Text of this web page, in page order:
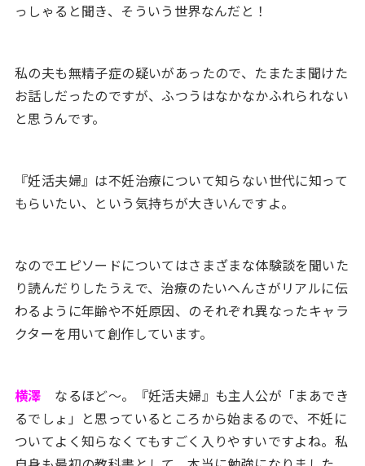
っしゃると聞き、そういう世界なんだと！
私の夫も無精子症の疑いがあったので、たまたま聞けた
お話しだったのですが、ふつうはなかなかふれられない
と思うんです。
『妊活夫婦』は不妊治療について知らない世代に知って
もらいたい、という気持ちが大きいんですよ。
なのでエピソードについてはさまざまな体験談を聞いた
り読んだりしたうえで、治療のたいへんさがリアルに伝
わるように年齢や不妊原因、のそれぞれ異なったキャラ
クターを用いて創作しています。
横澤 なるほど〜。『妊活夫婦』も主人公が「まあでき
るでしょ」と思っているところから始まるので、不妊に
ついてよく知らなくてもすごく入りやすいですよね。私